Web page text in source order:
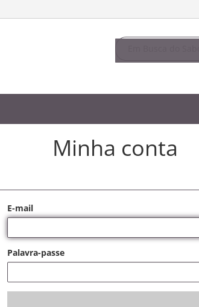
Minha conta
E-mail
Palavra-passe